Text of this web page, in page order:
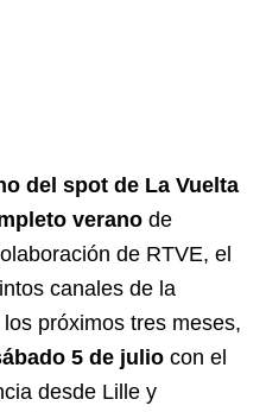
del spot de La Vuelta
verano de
de RTVE, el
canales de la
próximos tres meses,
5 de julio con el
desde Lille y